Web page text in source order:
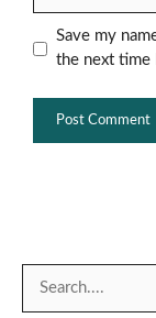
Save my
the next time